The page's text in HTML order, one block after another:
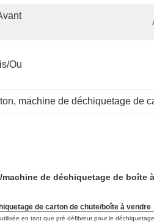
ou
, machine de déchiquetage de
de déchiquetage de boîte
de carton de chute/boîte à vendre
en tant que pré défibreur pour le